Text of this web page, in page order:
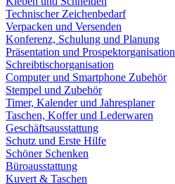
Technischer Zeichenbedarf
Verpacken und Versenden
Konferenz, Schulung und Planung
Präsentation und Prospektorganisation
Schreibtischorganisation
Computer und Smartphone Zubehör
Stempel und Zubehör
Timer, Kalender und Jahresplaner
Taschen, Koffer und Lederwaren
Geschäftsausstattung
Schutz und Erste Hilfe
Schöner Schenken
Büroausstattung
Kuvert & Taschen